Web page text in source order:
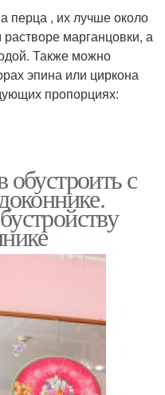
перца , их лучше около
марганцовки, а
Также можно
эпина или циркона
пропорциях:
обустроить с